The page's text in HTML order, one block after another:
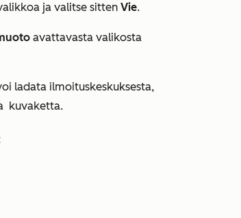
ja valitse sitten Vie.
avattavasta valikosta
ladata ilmoituskeskuksesta,
kuvaketta.